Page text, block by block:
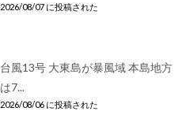
2026/08/07 に投稿された
台風13号 大東島が暴風域 本島地方
は7...
2026/08/06 に投稿された